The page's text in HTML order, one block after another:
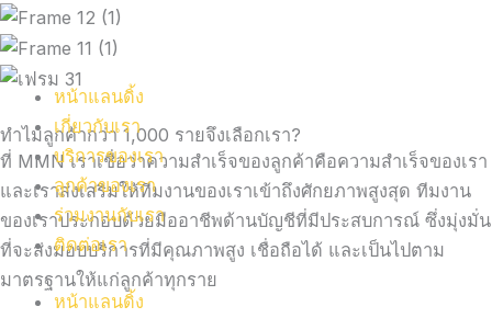
หน้าแลนดิ้ง
เกี่ยวกับเรา
บริการของเรา
ลูกค้าของเรา
ร่วมงานกับเรา
ติดต่อเรา
หน้าแลนดิ้ง
ทำไมลูกค้ากว่า 1,000 รายจึงเลือกเรา?
ที่ MMN เราเชื่อว่าความสำเร็จของลูกค้าคือความสำเร็จของเรา
และเราส่งเสริมให้ทีมงานของเราเข้าถึงศักยภาพสูงสุด ทีมงาน
ของเราประกอบด้วยมืออาชีพด้านบัญชีที่มีประสบการณ์ ซึ่งมุ่งมั่น
ที่จะส่งมอบบริการที่มีคุณภาพสูง เชื่อถือได้ และเป็นไปตาม
มาตรฐานให้แก่ลูกค้าทุกราย